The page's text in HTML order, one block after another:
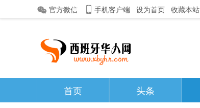
官方微信 手机客户端 设为首页 收藏本站
首页 头条